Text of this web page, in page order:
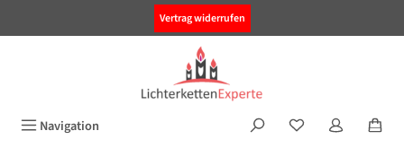
Vertrag widerrufen
Navigation